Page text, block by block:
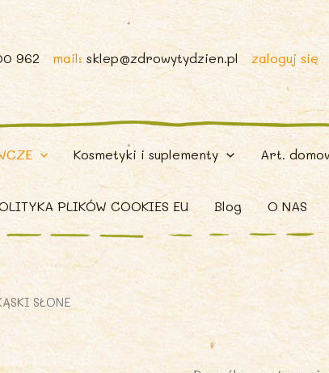
962 mail: sklep@zdrowytydzien.pl zaloguj się
Kosmetyki i suplementy Art.
PLIKÓW COOKIES EU Blog O NAS
SŁONE